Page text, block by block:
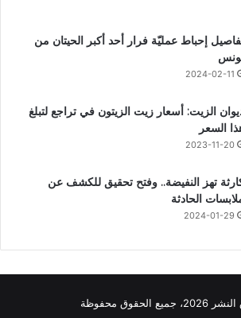
إحباط عمليّة فرار أحد أكبر الحيتان من
2024-02-11
الزيت: أسعار زيت الزيتون في تراجع لتبلغ
السعر
2023-11-20
تهز النفيضة.. وفتح تحقيق للكشف عن
الحادثة
2024-01-29
محفوظة